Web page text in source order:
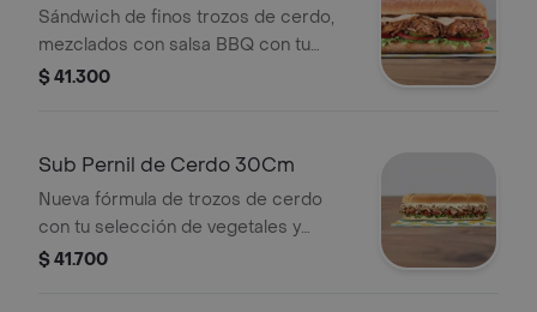
Sándwich de finos trozos de cerdo,
mezclados con salsa BBQ con tu
elección de quesos, salsas y
$ 41.300
Sub Pernil de Cerdo 30Cm
Nueva fórmula de trozos de cerdo
con tu selección de vegetales y
salsas
$ 41.700